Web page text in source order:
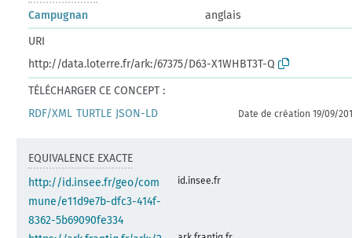
Campugnan
anglais
URI
http://data.loterre.fr/ark:/67375/D63-X1WHBT3T-Q
TÉLÉCHARGER CE CONCEPT :
RDF/XML TURTLE JSON-LD Date de création 19/09/
EQUIVALENCE EXACTE
http://id.insee.fr/geo/com
mune/e11d9e7b-dfc3-414f-
8362-5b69090fe334
id.insee.fr